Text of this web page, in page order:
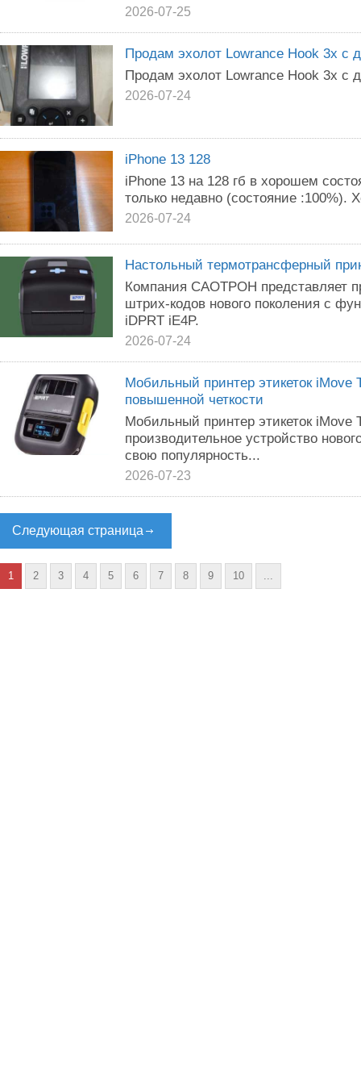
2026-07-25
Продам эхолот Lowrance Hook 3x с
Продам эхолот Lowrance Hook 3x с
2026-07-24
iPhone 13 128
iPhone 13 на 128 гб в хорошем
только недавно (состояние :100%).
2026-07-24
Настольный термотрансферный
Компания САОТРОН представляет
штрих-кодов нового поколения с
iDPRT iE4P.
2026-07-24
Мобильный принтер этикеток iMove
повышенной четкости
Мобильный принтер этикеток iMove
производительное устройство
свою популярность...
2026-07-23
Следующая страница
1 2 3 4 5 6 7 8 9 10 ...